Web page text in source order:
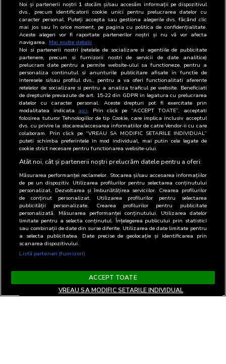
Noi și partenerii noștri 1 stocăm și/sau accesăm informații pe dispozitivul
dvs., precum identificatorii cookie unici pentru prelucrarea datelor cu
caracter personal. Puteți accepta sau gestiona alegerile dvs. făcând clic
mai jos sau în orice moment, pe pagina cu politica de confidențialitate.
Aceste alegeri vor fi raportate partenerilor noștri și nu vă vor afecta
navigarea. Mai multe detalii
Noi si partenerii nostri (retelele de socializare si agentiile de publicitate
partenere, precum si furnizorii nostri de servicii de date analitice)
prelucram date pentru a permite website-ului sa functioneze, pentru a
personaliza continutul si anunturile publicitare afisate in functie de
interesele si/sau profilul dvs., pentru a va oferi functionalitati aferente
retelelor de socializare si pentru a analiza traficul pe website. Beneficiati
de drepturile prevazute de art. 15-22 din GDPR in legatura cu prelucrarea
datelor cu caracter personal. Aceste drepturi pot fi exercitate prin
modalitatea indicata aici. Prin click pe “ACCEPT TOATE”, acceptati
folosirea tuturor Tehnologiilor de tip Cookie, care implica inclusiv acceptul
dvs. cu privire la stocarea/accesarea informatiilor de catre Vendor-ii cu care
colaboram. Prin click pe “VREAU SA MODIFIC SETARILE INDIVIDUAL”
puteti schimba preferintele in mod individual, mai putin cele legate de
cookie strict necesare pentru functionarea website-ului.
Atât noi, cât și partenerii noștri prelucrăm datele pentru a oferi:
Măsurarea performanței reclamelor. Stocarea și/sau accesarea informațiilor
de pe un dispozitiv. Utilizarea profilurilor pentru selectarea conținutului
personalizat. Dezvoltarea și îmbunătățirea serviciilor. Crearea profilurilor
de conținut personalizat. Utilizarea profilurilor pentru selectarea
publicității personalizate. Crearea profilurilor pentru publicitate
personalizată. Măsurarea performanței conținutului. Utilizarea datelor
limitate pentru a selecta conținutul. Înțelegerea publicului prin statistici
sau combinații de date din surse diferite. Utilizarea de date limitate pentru
a selecta publicitatea. Date precise de geolocație și identificarea prin
scanarea dispozitivului.
Listă parteneri (furnizori)
ACCEPT TOATE
VREAU SA MODIFIC SETARILE INDIVIDUAL